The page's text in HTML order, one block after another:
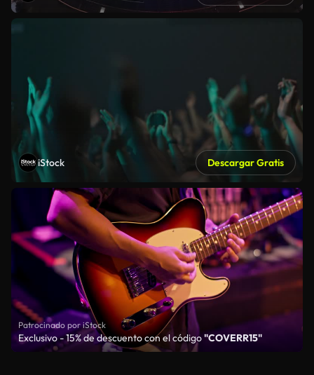
iStock Descargar Gratis
Patrocinado por iStock
Exclusivo - 15% de descuento con el código"COVERR15"